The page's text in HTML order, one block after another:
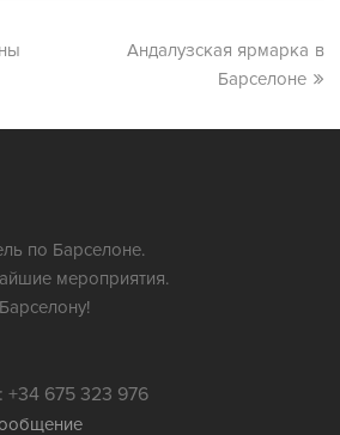
Андалузская ярмарка в
Барселоне
по Барселоне.
мероприятия.
+34 675 323 976